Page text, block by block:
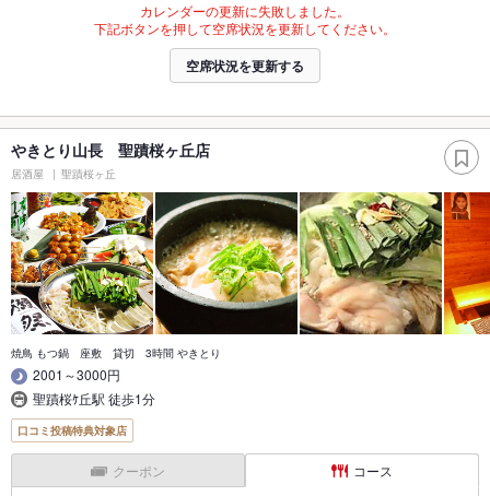
カレンダーの更新に失敗しました。
下記ボタンを押して空席状況を更新してください。
空席状況を更新する
やきとり山長 聖蹟桜ヶ丘店
居酒屋 聖蹟桜ヶ丘
焼鳥 もつ鍋 座敷 貸切 3時間 やきとり
2001～3000円
聖蹟桜ｹ丘駅 徒歩1分
口コミ投稿特典対象店
クーポン コース